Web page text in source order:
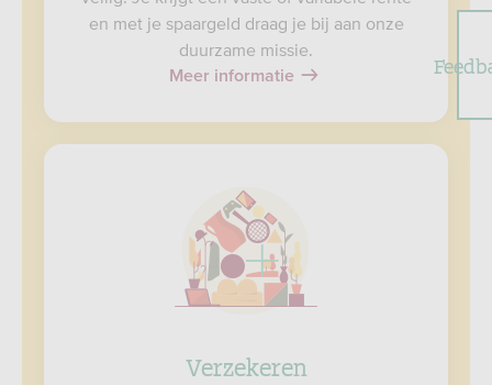
en met je spaargeld draag je bij aan onze
duurzame missie.
Meer informatie
Verzekeren